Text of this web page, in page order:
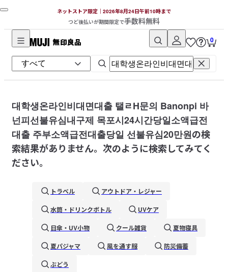
ネットストア限定｜2026年8月24日午前10時まで
つど後払いが期間限定で手数料無料
無
印
良
ネ
ッ
ト
ス
ト
ア
0
대학생온라인비대면대출 탤ㄹH문의 Banonpi 바
넌피선불유심내구제 목포시24시간당일소액급전
대출 주부소액급전대출당일 선불유심20만원の検
索結果がありません。次のように検索してみてく
ださい。
トラベル
アウトドア・レジャー
水筒・ドリンクボトル
UVケア
日傘・UV小物
クール雑貨
夏物寝具
夏パジャマ
風を通す服
防災備蓄
ぶどう